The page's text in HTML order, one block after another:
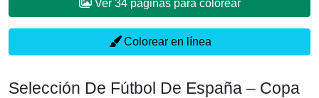
Ver 34 páginas para colorear
Colorear en línea
Selección De Fútbol De España – Copa